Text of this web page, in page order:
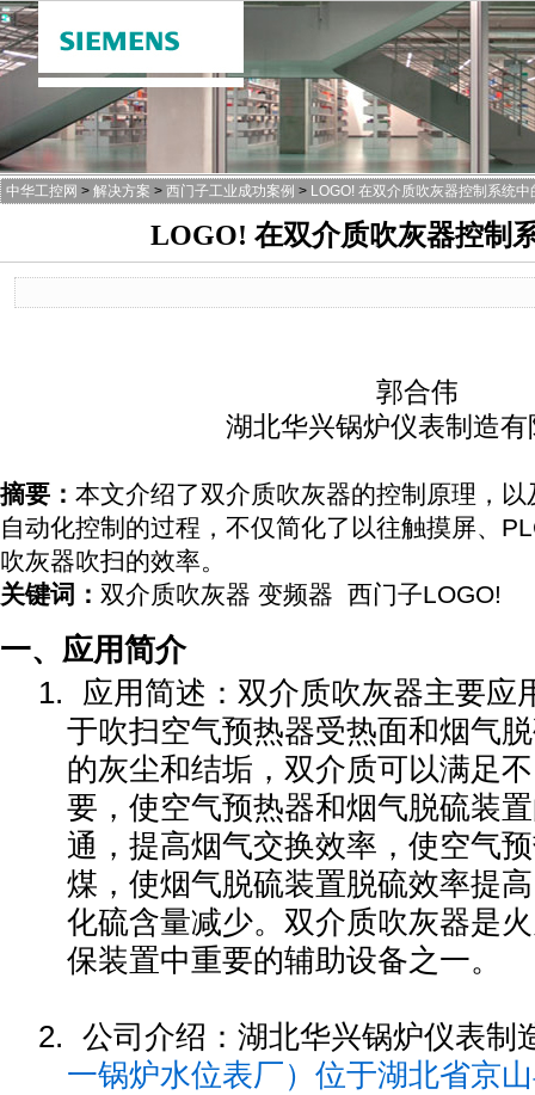
中华工控网 > 解决方案 > 西门子工业成功案例 > LOGO! 在双介质吹灰器控制系统中
LOGO! 在双介质吹灰器控制
郭合伟
湖北华兴锅炉仪表制造有
摘要： 本文介绍了双介质吹灰器的控制原理，
自动化控制的过程，不仅简化了以往触摸屏、
吹灰器吹扫的效率。
关键词： 双介质吹灰器 变频器 西门子LOGO!
一、应用简介
1.
应用简述：双介质吹灰器主要应
于吹扫空气预热器受热面和烟气
的灰尘和结垢，双介质可以满足
要，使空气预热器和烟气脱硫装
通，提高烟气交换效率，使空气
煤，使烟气脱硫装置脱硫效率提
化硫含量减少。双介质吹灰器是
保装置中重要的辅助设备之一。
2. 公司介绍：湖北华兴锅炉仪表制
一锅炉水位表厂）位于湖北省京